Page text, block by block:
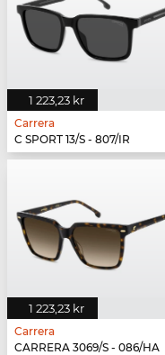
1 223,23 kr
Carrera
C SPORT 13/S - 807/IR
1 223,23 kr
Carrera
CARRERA 3069/S - 086/HA